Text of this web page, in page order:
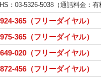
：03-5326-5038（通話料金：有
365（フリーダイヤル）
365（フリーダイヤル）
020（フリーダイヤル）
456（フリーダイヤル）